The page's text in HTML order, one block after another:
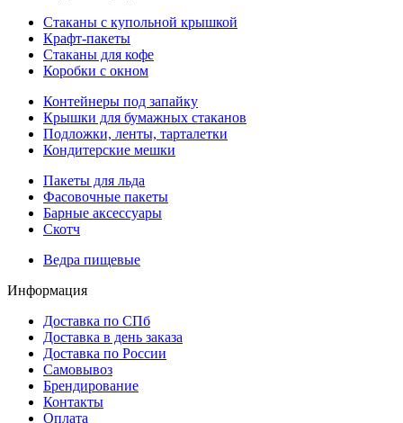
Стаканы с купольной крышкой
Крафт-пакеты
Стаканы для кофе
Коробки с окном
Контейнеры под запайку
Крышки для бумажных стаканов
Подложки, ленты, тарталетки
Кондитерские мешки
Пакеты для льда
Фасовочные пакеты
Барные аксессуары
Скотч
Ведра пищевые
Информация
Доставка по СПб
Доставка в день заказа
Доставка по России
Самовывоз
Брендирование
Контакты
Оплата